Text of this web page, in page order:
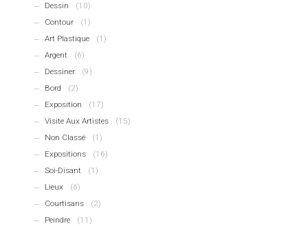
Dessin
(10)
Contour
(1)
Art Plastique
(1)
Argent
(6)
Dessiner
(9)
Bord
(2)
Exposition
(17)
Visite Aux Artistes
(15)
Non Classé
(1)
Expositions
(16)
Soi-Disant
(1)
Lieux
(6)
Courtisans
(2)
Peindre
(11)